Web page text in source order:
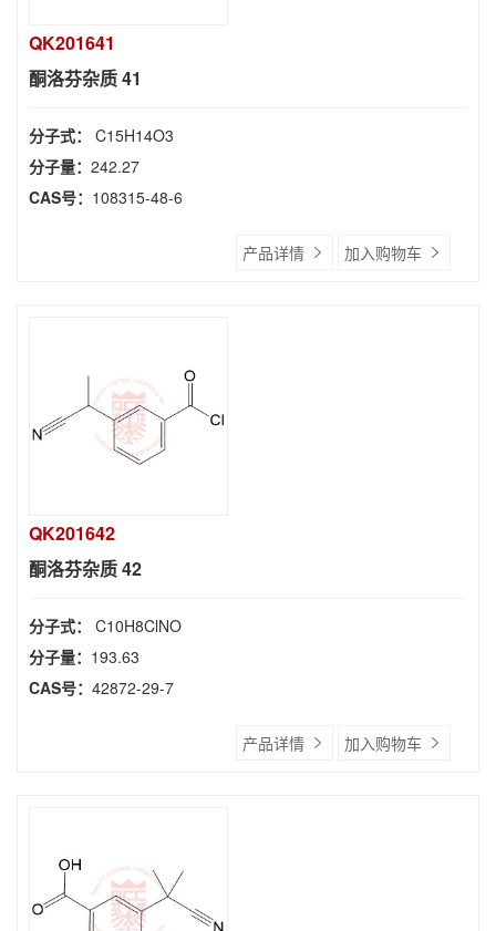
QK201641
酮洛芬杂质 41
分子式： C15H14O3
分子量： 242.27
CAS号： 108315-48-6
产品详情 加入购物车
QK201642
酮洛芬杂质 42
分子式： C10H8ClNO
分子量： 193.63
CAS号： 42872-29-7
产品详情 加入购物车